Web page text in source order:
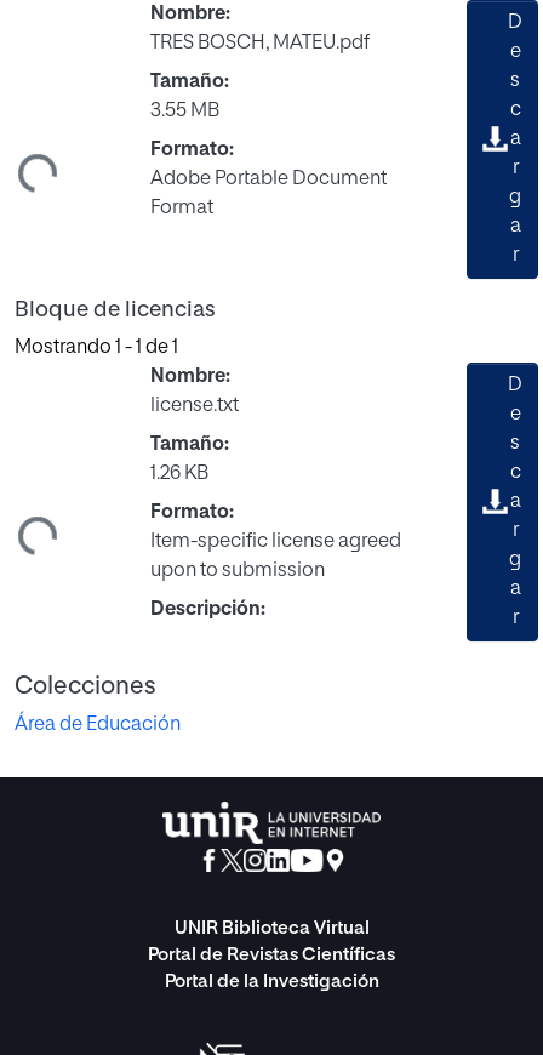
Nombre:
TRES BOSCH, MATEU.pdf
Tamaño:
3.55 MB
Formato:
Adobe Portable Document
Format
D
e
s
c
a
r
g
a
r
Bloque de licencias
Mostrando 1 - 1 de 1
Nombre:
license.txt
Tamaño:
1.26 KB
Formato:
Item-specific license agreed
upon to submission
Descripción:
D
e
s
c
a
r
g
a
r
Colecciones
Área de Educación
UNIR Biblioteca Virtual
Portal de Revistas Científicas
Portal de la Investigación